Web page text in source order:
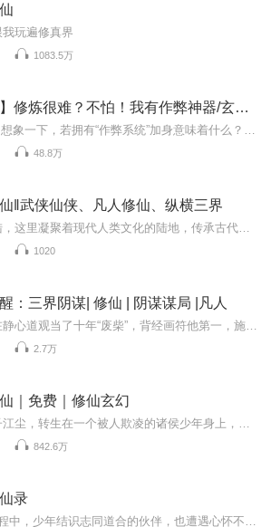
玩遍修真界
1083.5万
【免费】修炼很难？不怕！我有作弊神器/玄幻修仙
48.8万
‖武侠仙侠、凡人修仙、纵横三界
1020
：三界阴谋| 修仙 | 阴谋谋局 |凡人
2.7万
｜免费｜修仙玄幻
842.6万
录